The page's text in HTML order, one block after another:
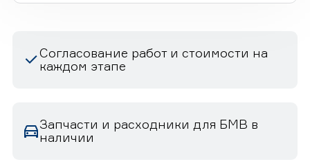
Согласование работ и стоимости на
каждом этапе
Запчасти и расходники для БМВ в
наличии